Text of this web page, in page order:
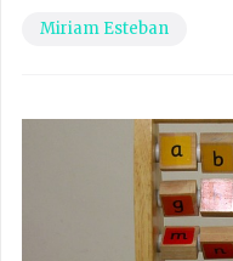
Miriam Esteban